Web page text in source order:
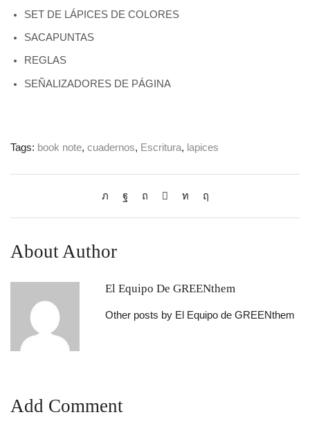
SET DE LÁPICES DE COLORES
SACAPUNTAS
REGLAS
SEÑALIZADORES DE PÁGINA
Tags: book note, cuadernos, Escritura, lapices
About Author
El Equipo De GREENthem
Other posts by El Equipo de GREENthem
Add Comment